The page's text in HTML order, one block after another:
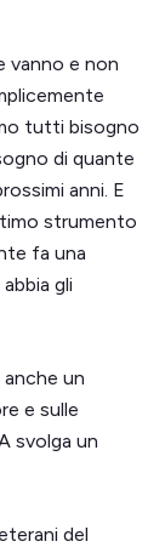
vanno e non
tutti bisogno
di quante
anni. E
strumento
fa una
gli
un
e sulle
svolga un
del